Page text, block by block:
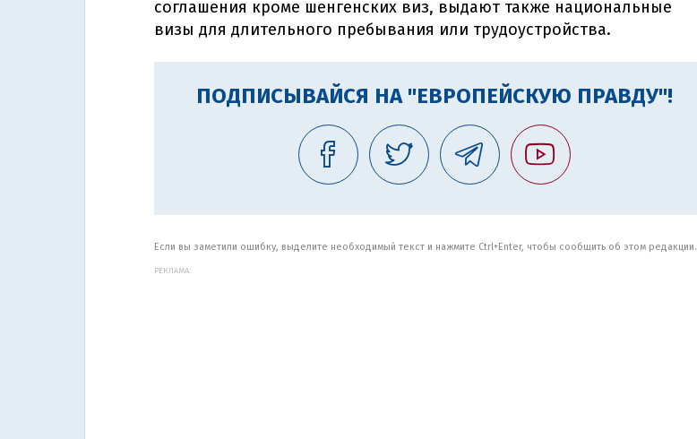
соглашения кроме шенгенских виз, выдают также национальные
визы для длительного пребывания или трудоустройства.
ПОДПИСЫВАЙСЯ НА "ЕВРОПЕЙСКУЮ ПРАВДУ"!
Если вы заметили ошибку, выделите необходимый текст и нажмите Ctrl+Enter, чтобы сообщить об этом редакции.
РЕКЛАМА: